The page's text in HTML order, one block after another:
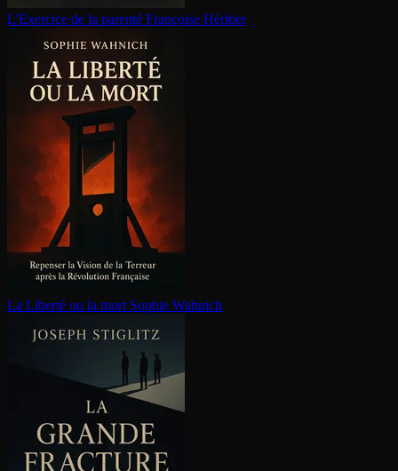
L'Exercice de la parenté Françoise Héritier
La Liberté ou la mort Sophie Wahnich